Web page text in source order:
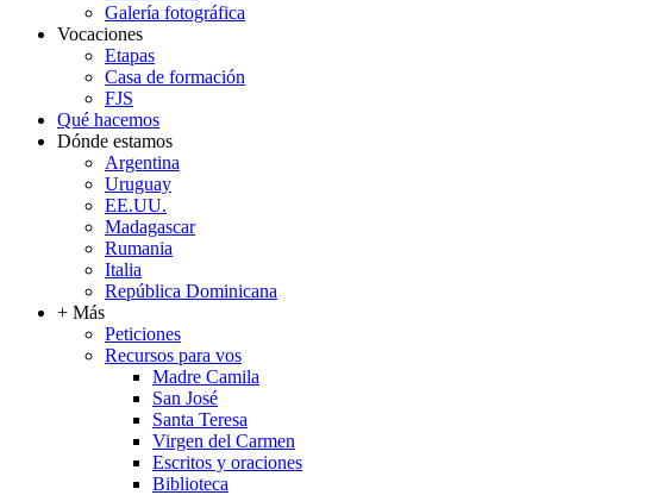
Galería fotográfica
Vocaciones
Etapas
Casa de formación
FJS
Qué hacemos
Dónde estamos
Argentina
Uruguay
EE.UU.
Madagascar
Rumania
Italia
República Dominicana
+ Más
Peticiones
Recursos para vos
Madre Camila
San José
Santa Teresa
Virgen del Carmen
Escritos y oraciones
Biblioteca